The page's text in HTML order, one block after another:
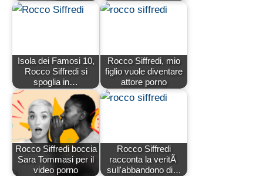
Isola dei Famosi 10,
Rocco Siffredi si
spoglia in…
Rocco Siffredi, mio
figlio vuole diventare
attore porno
Rocco Siffredi boccia
Sara Tommasi per il
video porno
Rocco Siffredi
racconta la veritÃ
sull'abbandono di…